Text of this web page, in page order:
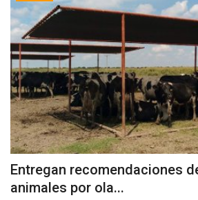
Crónica
Policial
Tribunales
Deporte
Política
Espectáculos
Entregan recomendaciones
animales por ola...